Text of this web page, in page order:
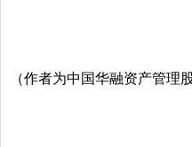
（作者为中国华融资产管理